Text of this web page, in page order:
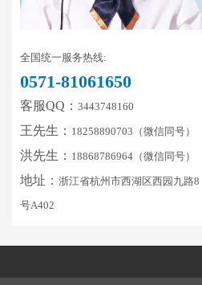
全国统一服务热线:
0571-81061650
客服QQ： 3443748160
王先生： 18258890703（微信同号）
洪先生： 18868786964（微信同号）
地址： 浙江省杭州市西湖区西园九路8
号A402